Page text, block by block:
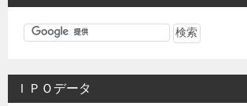
ＩＰＯデータ